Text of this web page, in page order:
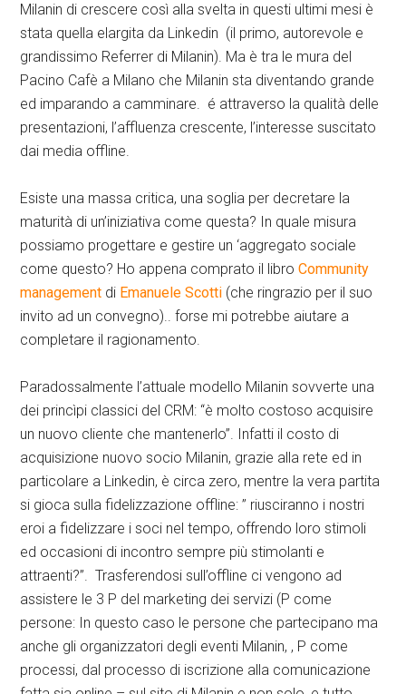
Milanin di crescere così alla svelta in questi ultimi mesi è
stata quella elargita da Linkedin (il primo, autorevole e
grandissimo Referrer di Milanin). Ma è tra le mura del
Pacino Cafè a Milano che Milanin sta diventando grande
ed imparando a camminare. é attraverso la qualità delle
presentazioni, l’affluenza crescente, l’interesse suscitato
dai media offline.
Esiste una massa critica, una soglia per decretare la
maturità di un’iniziativa come questa? In quale misura
possiamo progettare e gestire un ‘aggregato sociale
come questo? Ho appena comprato il libroCommunity
management di Emanuele Scotti (che ringrazio per il suo
invito ad un convegno).. forse mi potrebbe aiutare a
completare il ragionamento.
Paradossalmente l’attuale modello Milanin sovverte una
dei princìpi classici del CRM: “è molto costoso acquisire
un nuovo cliente che mantenerlo”. Infatti il costo di
acquisizione nuovo socio Milanin, grazie alla rete ed in
particolare a Linkedin, è circa zero, mentre la vera partita
si gioca sulla fidelizzazione offline: ” riusciranno i nostri
eroi a fidelizzare i soci nel tempo, offrendo loro stimoli
ed occasioni di incontro sempre più stimolanti e
attraenti?”. Trasferendosi sull’offline ci vengono ad
assistere le 3 P del marketing dei servizi (P come
persone: In questo caso le persone che partecipano ma
anche gli organizzatori degli eventi Milanin, , P come
processi, dal processo di iscrizione alla comunicazione